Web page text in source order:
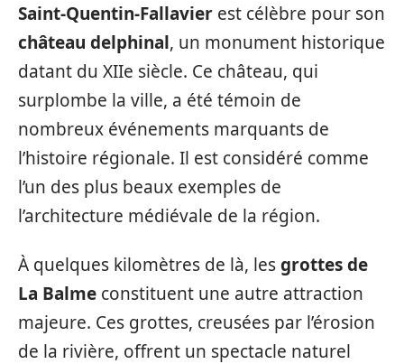
Saint-Quentin-Fallavier est célèbre pour son
château delphinal, un monument historique
datant du XIIe siècle. Ce château, qui
surplombe la ville, a été témoin de
nombreux événements marquants de
l’histoire régionale. Il est considéré comme
l’un des plus beaux exemples de
l’architecture médiévale de la région.
À quelques kilomètres de là, lesgrottes de
La Balme constituent une autre attraction
majeure. Ces grottes, creusées par l’érosion
de la rivière, offrent un spectacle naturel